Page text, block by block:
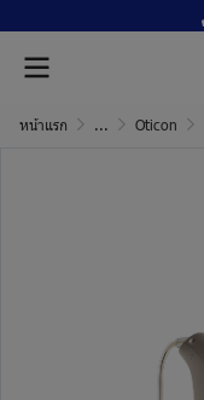
หน้าแรก ... Oticon